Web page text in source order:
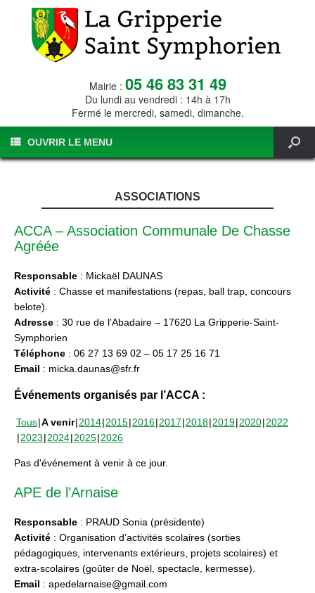
Mairie : 05 46 83 31 49
Du lundi au vendredi : 14h à 17h
Fermé le mercredi, samedi, dimanche.
OUVRIR LE MENU
ASSOCIATIONS
ACCA – Association Communale De Chasse
Agréée
Responsable : Mickaël DAUNAS
Activité : Chasse et manifestations (repas, ball trap, concours
belote).
Adresse : 30 rue de l’Abadaire – 17620 La Gripperie-Saint-
Symphorien
Téléphone : 06 27 13 69 02 – 05 17 25 16 71
Email : micka.daunas@sfr.fr
Événements organisés par l’ACCA :
Tous A venir 2014 2015 2016 2017 2018 2019 2020 2022
2023 2024 2025 2026
Pas d'événement à venir à ce jour.
APE de l’Arnaise
Responsable : PRAUD Sonia (présidente)
Activité : Organisation d’activités scolaires (sorties
pédagogiques, intervenants extérieurs, projets scolaires) et
extra-scolaires (goûter de Noël, spectacle, kermesse).
Email : apedelarnaise@gmail.com